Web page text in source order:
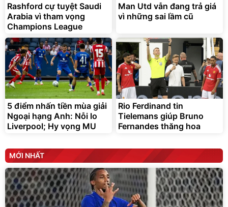
Rashford cự tuyệt Saudi
Arabia vì tham vọng
Champions League
Man Utd vẫn đang trả giá
vì những sai lầm cũ
5 điểm nhấn tiền mùa giải
Ngoại hạng Anh: Nỗi lo
Liverpool; Hy vọng MU
Rio Ferdinand tin
Tielemans giúp Bruno
Fernandes thăng hoa
MỚI NHẤT